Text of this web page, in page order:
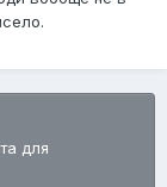
для